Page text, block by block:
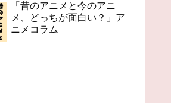
「昔のアニメと今のアニ
メ、どっちが面白い？」ア
ニメコラム